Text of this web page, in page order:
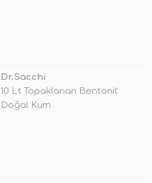
Dr.Sacchi
10 Lt Topaklanan Bentonit
Doğal Kum